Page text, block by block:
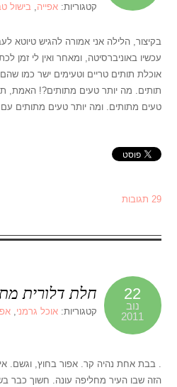
קטגוריות:אפייה,בישול
בקיצור, הלילה אני אמורה להגיש טיוטא
עכשיו באוניברסיטה, ומאחר ואין לי זמן
אוכלת תותים טריים וטעימים ישר כמו
תותים. מה יותר טעים מתותים?! האמת,
טעים מתותים. ומה יותר טעים מתותים
29 תגובות
22
נוב
2011
חלת דלורית
קטגוריות:אוכל גרמני,
. בבת אחת נהיה קר. אפור בחוץ, וגשם.
הזה שבו העיר מחליפה עונה. חשוך כבר